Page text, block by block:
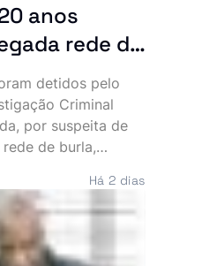
anos
rede de
financiava
luxo, diz SIC
detidos pelo
Criminal
por suspeita de
de burla,
esquema que
de 40 mil euros
kwanzas. O
sustentava
Há 2 dias